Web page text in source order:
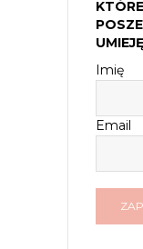
Imię
Email